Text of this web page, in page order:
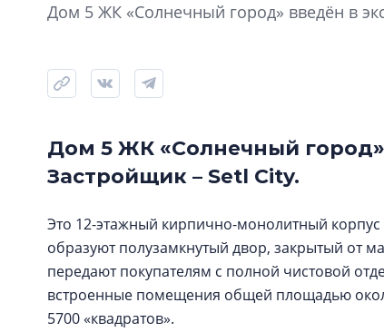
Дом 5 ЖК «Солнечный город» введён в
Дом 5 ЖК «Солнечный
Застройщик – Setl City.
Это 12-этажный кирпично-монолитный
образуют полузамкнутый двор, закрытый от
передают покупателям с полной чистовой
встроенные помещения общей площадью
5700 «квадратов».